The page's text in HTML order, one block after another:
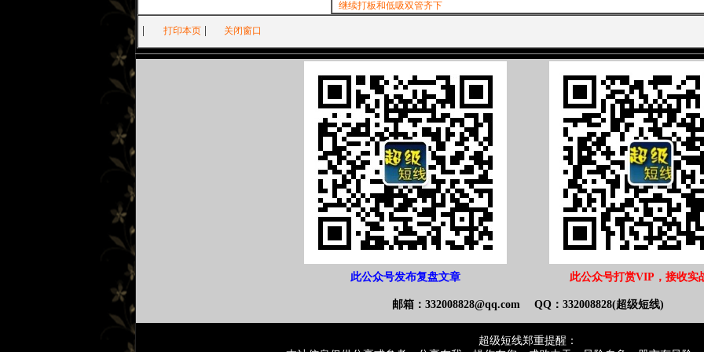
继续打板和低吸双管齐下
打印本页 关闭窗口
此公众号发布复盘文章 此公众号打赏VIP，接收实
邮箱：332008828@qq.com QQ：332008828(超级短线)
超级短线郑重提醒：